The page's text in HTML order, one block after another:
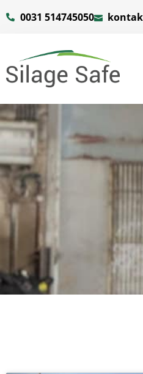
0031 514745050